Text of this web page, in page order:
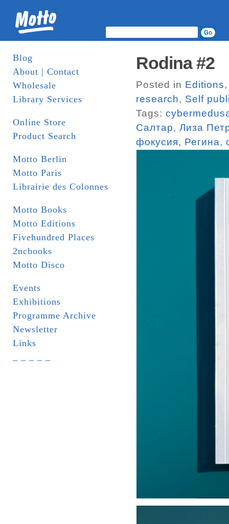
Blog
About | Contact
Wholesale
Library Services
Online Store
Product Search
Motto Berlin
Motto Paris
Librairie des Colonnes
Motto Books
Motto Editions
Fivehundred Places
2ncbooks
Motto Disco
Events
Exhibitions
Programme Archive
Newsletter
Links
Rodina #2
Posted in Editions
research, Self
Tags:
Салтар, Лиза
фокусия, Регина,